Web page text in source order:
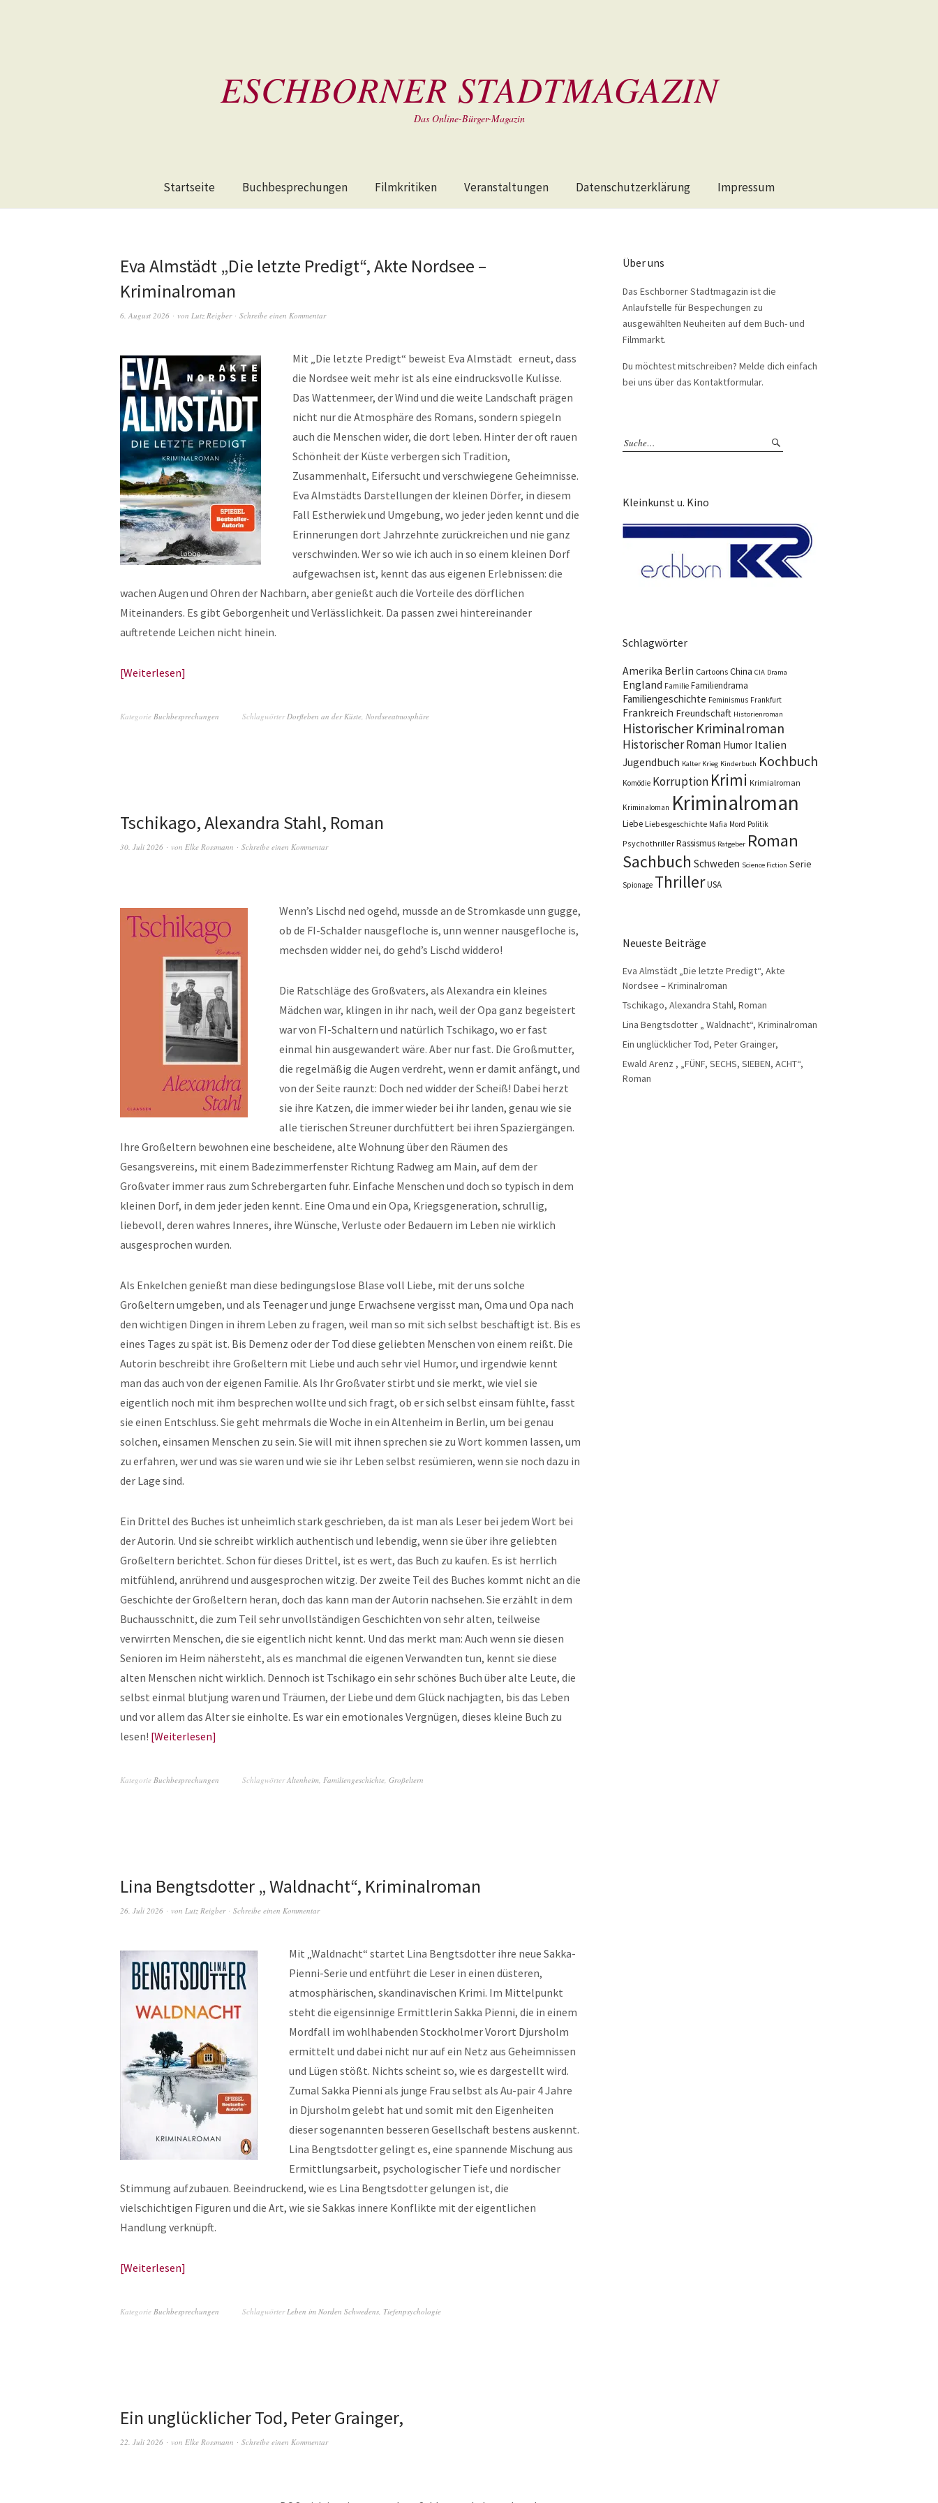
ESCHBORNER STADTMAGAZIN
Das Online-Bürger-Magazin
Startseite Buchbesprechungen Filmkritiken Veranstaltungen Datenschutzerklärung Impressum
Eva Almstädt „Die letzte Predigt“, Akte Nordsee –
Kriminalroman
6. August 2026 von Lutz Reigber Schreibe einen Kommentar
Mit „Die letzte Predigt“ beweist Eva Almstädt erneut, dass
die Nordsee weit mehr ist als eine eindrucksvolle Kulisse.
Das Wattenmeer, der Wind und die weite Landschaft prägen
nicht nur die Atmosphäre des Romans, sondern spiegeln
auch die Menschen wider, die dort leben. Hinter der oft rauen
Schönheit der Küste verbergen sich Tradition,
Zusammenhalt, Eifersucht und verschwiegene Geheimnisse.
Eva Almstädts Darstellungen der kleinen Dörfer, in diesem
Fall Estherwiek und Umgebung, wo jeder jeden kennt und die
Erinnerungen dort Jahrzehnte zurückreichen und nie ganz
verschwinden. Wer so wie ich auch in so einem kleinen Dorf
aufgewachsen ist, kennt das aus eigenen Erlebnissen: die
wachen Augen und Ohren der Nachbarn, aber genießt auch die Vorteile des dörflichen
Miteinanders. Es gibt Geborgenheit und Verlässlichkeit. Da passen zwei hintereinander
auftretende Leichen nicht hinein.
Weiterlesen
Kategorie Buchbesprechungen SchlagwörterDorfleben an der Küste, Nordseeatmosphäre
Tschikago, Alexandra Stahl, Roman
30. Juli 2026 von Elke Rossmann Schreibe einen Kommentar
Wenn’s Lischd ned ogehd, mussde an de Stromkasde unn gugge,
ob de FI-Schalder nausgefloche is, unn wenner nausgefloche is,
mechsden widder nei, do gehd’s Lischd widdero!
Die Ratschläge des Großvaters, als Alexandra ein kleines
Mädchen war, klingen in ihr nach, weil der Opa ganz begeistert
war von FI-Schaltern und natürlich Tschikago, wo er fast
einmal hin ausgewandert wäre. Aber nur fast. Die Großmutter,
die regelmäßig die Augen verdreht, wenn er damit anfängt, und
von der Seite raunzt: Doch ned widder der Scheiß! Dabei herzt
sie ihre Katzen, die immer wieder bei ihr landen, genau wie sie
alle tierischen Streuner durchfüttert bei ihren Spaziergängen.
Ihre Großeltern bewohnen eine bescheidene, alte Wohnung über den Räumen des
Gesangsvereins, mit einem Badezimmerfenster Richtung Radweg am Main, auf dem der
Großvater immer raus zum Schrebergarten fuhr. Einfache Menschen und doch so typisch in dem
kleinen Dorf, in dem jeder jeden kennt. Eine Oma und ein Opa, Kriegsgeneration, schrullig,
liebevoll, deren wahres Inneres, ihre Wünsche, Verluste oder Bedauern im Leben nie wirklich
ausgesprochen wurden.
Als Enkelchen genießt man diese bedingungslose Blase voll Liebe, mit der uns solche
Großeltern umgeben, und als Teenager und junge Erwachsene vergisst man, Oma und Opa nach
den wichtigen Dingen in ihrem Leben zu fragen, weil man so mit sich selbst beschäftigt ist. Bis es
eines Tages zu spät ist. Bis Demenz oder der Tod diese geliebten Menschen von einem reißt. Die
Autorin beschreibt ihre Großeltern mit Liebe und auch sehr viel Humor, und irgendwie kennt
man das auch von der eigenen Familie. Als Ihr Großvater stirbt und sie merkt, wie viel sie
eigentlich noch mit ihm besprechen wollte und sich fragt, ob er sich selbst einsam fühlte, fasst
sie einen Entschluss. Sie geht mehrmals die Woche in ein Altenheim in Berlin, um bei genau
solchen, einsamen Menschen zu sein. Sie will mit ihnen sprechen sie zu Wort kommen lassen, um
zu erfahren, wer und was sie waren und wie sie ihr Leben selbst resümieren, wenn sie noch dazu in
der Lage sind.
Ein Drittel des Buches ist unheimlich stark geschrieben, da ist man als Leser bei jedem Wort bei
der Autorin. Und sie schreibt wirklich authentisch und lebendig, wenn sie über ihre geliebten
Großeltern berichtet. Schon für dieses Drittel, ist es wert, das Buch zu kaufen. Es ist herrlich
mitfühlend, anrührend und ausgesprochen witzig. Der zweite Teil des Buches kommt nicht an die
Geschichte der Großeltern heran, doch das kann man der Autorin nachsehen. Sie erzählt in dem
Buchausschnitt, die zum Teil sehr unvollständigen Geschichten von sehr alten, teilweise
verwirrten Menschen, die sie eigentlich nicht kennt. Und das merkt man: Auch wenn sie diesen
Senioren im Heim nähersteht, als es manchmal die eigenen Verwandten tun, kennt sie diese
alten Menschen nicht wirklich. Dennoch ist Tschikago ein sehr schönes Buch über alte Leute, die
selbst einmal blutjung waren und Träumen, der Liebe und dem Glück nachjagten, bis das Leben
und vor allem das Alter sie einholte. Es war ein emotionales Vergnügen, dieses kleine Buch zu
lesen! Weiterlesen
Kategorie Buchbesprechungen SchlagwörterAltenheim, Familiengeschichte, Großeltern
Lina Bengtsdotter „ Waldnacht“, Kriminalroman
26. Juli 2026 von Lutz Reigber Schreibe einen Kommentar
Mit „Waldnacht“ startet Lina Bengtsdotter ihre neue Sakka-
Pienni-Serie und entführt die Leser in einen düsteren,
atmosphärischen, skandinavischen Krimi. Im Mittelpunkt
steht die eigensinnige Ermittlerin Sakka Pienni, die in einem
Mordfall im wohlhabenden Stockholmer Vorort Djursholm
ermittelt und dabei nicht nur auf ein Netz aus Geheimnissen
und Lügen stößt. Nichts scheint so, wie es dargestellt wird.
Zumal Sakka Pienni als junge Frau selbst als Au-pair 4 Jahre
in Djursholm gelebt hat und somit mit den Eigenheiten
dieser sogenannten besseren Gesellschaft bestens auskennt.
Lina Bengtsdotter gelingt es, eine spannende Mischung aus
Ermittlungsarbeit, psychologischer Tiefe und nordischer
Stimmung aufzubauen. Beeindruckend, wie es Lina Bengtsdotter gelungen ist, die
vielschichtigen Figuren und die Art, wie sie Sakkas innere Konflikte mit der eigentlichen
Handlung verknüpft.
Weiterlesen
Kategorie Buchbesprechungen SchlagwörterLeben im Norden Schwedens, Tiefenpsychologie
Ein unglücklicher Tod, Peter Grainger,
22. Juli 2026 von Elke Rossmann Schreibe einen Kommentar
Über uns
Das Eschborner Stadtmagazin ist die
Anlaufstelle für Bespechungen zu
ausgewählten Neuheiten auf dem Buch- und
Filmmarkt.
Du möchtest mitschreiben? Melde dich einfach
bei uns über das Kontaktformular.
Kleinkunst u. Kino
Schlagwörter
Amerika Berlin Cartoons China CIA Drama
England Familie Familiendrama
Familiengeschichte Feminismus Frankfurt
Frankreich Freundschaft Historienroman
Historischer Kriminalroman
Historischer Roman Humor Italien
Jugendbuch Kalter Krieg Kinderbuch Kochbuch
Komödie Korruption Krimi Krimialroman
Kriminaloman Kriminalroman
Liebe Liebesgeschichte Mafia Mord Politik
Psychothriller Rassismus Ratgeber Roman
Sachbuch Schweden Science Fiction Serie
Spionage ThrillerUSA
Neueste Beiträge
Eva Almstädt „Die letzte Predigt“, Akte
Nordsee – Kriminalroman
Tschikago, Alexandra Stahl, Roman
Lina Bengtsdotter „ Waldnacht“, Kriminalroman
Ein unglücklicher Tod, Peter Grainger,
Ewald Arenz , „FÜNF, SECHS, SIEBEN, ACHT“,
Roman